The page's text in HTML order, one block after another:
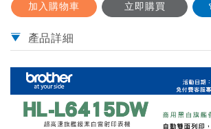
加入購物車 立即購買
產品詳細